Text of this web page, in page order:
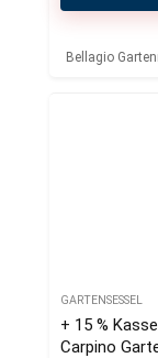
Bellagio
GARTENSESSEL
+ 15 %
Carpino